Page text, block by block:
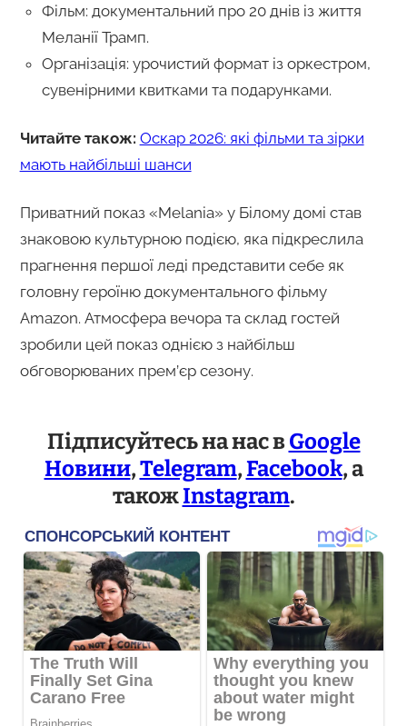
Фільм: документальний про 20 днів із життя
Меланії Трамп.
Організація: урочистий формат із оркестром,
сувенірними квитками та подарунками.
Читайте також: Оскар 2026: які фільми та зірки
мають найбільші шанси
Приватний показ «Melania» у Білому домі став
знаковою культурною подією, яка підкреслила
прагнення першої леді представити себе як
головну героїню документального фільму
Amazon. Атмосфера вечора та склад гостей
зробили цей показ однією з найбільш
обговорюваних прем’єр сезону.
Підписуйтесь на нас вGoogle
Новини,Telegram,Facebook, а
такожInstagram.